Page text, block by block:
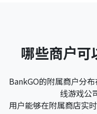
哪些商户可
BankGO的附属商户分
线游戏公
用户能够在附属商店实